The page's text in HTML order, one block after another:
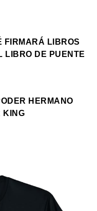
FIRMARÁ LIBROS
LIBRO DE PUENTE
HERMANO
KING